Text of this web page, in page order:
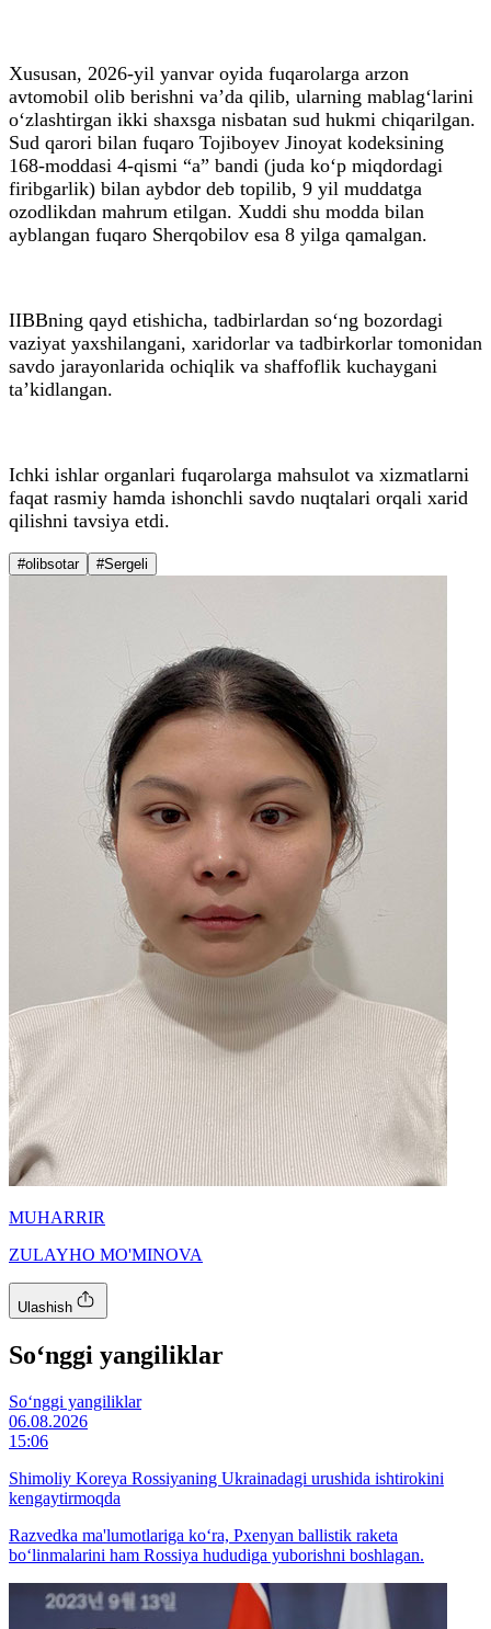
Xususan, 2026-yil yanvar oyida fuqarolarga arzon
avtomobil olib berishni va’da qilib, ularning mablag‘larini
o‘zlashtirgan ikki shaxsga nisbatan sud hukmi chiqarilgan.
Sud qarori bilan fuqaro Tojiboyev Jinoyat kodeksining
168-moddasi 4-qismi “a” bandi (juda ko‘p miqdordagi
firibgarlik) bilan aybdor deb topilib, 9 yil muddatga
ozodlikdan mahrum etilgan. Xuddi shu modda bilan
ayblangan fuqaro Sherqobilov esa 8 yilga qamalgan.
IIBBning qayd etishicha, tadbirlardan so‘ng bozordagi
vaziyat yaxshilangani, xaridorlar va tadbirkorlar tomonidan
savdo jarayonlarida ochiqlik va shaffoflik kuchaygani
ta’kidlangan.
Ichki ishlar organlari fuqarolarga mahsulot va xizmatlarni
faqat rasmiy hamda ishonchli savdo nuqtalari orqali xarid
qilishni tavsiya etdi.
#olibsotar #Sergeli
MUHARRIR
ZULAYHO MO'MINOVA
Ulashish
So‘nggi yangiliklar
So‘nggi yangiliklar
06.08.2026
15:06
Shimoliy Koreya Rossiyaning Ukrainadagi urushida ishtirokini
kengaytirmoqda
Razvedka ma'lumotlariga ko‘ra, Pxenyan ballistik raketa
bo‘linmalarini ham Rossiya hududiga yuborishni boshlagan.